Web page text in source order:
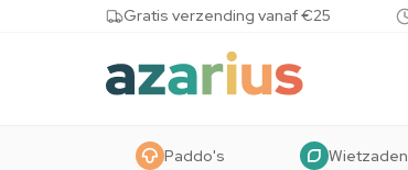
Skip to content Gratis verzending vanaf €25
Paddo's Wietzaden